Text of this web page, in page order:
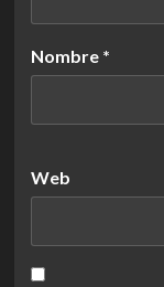
Nombre *
Web